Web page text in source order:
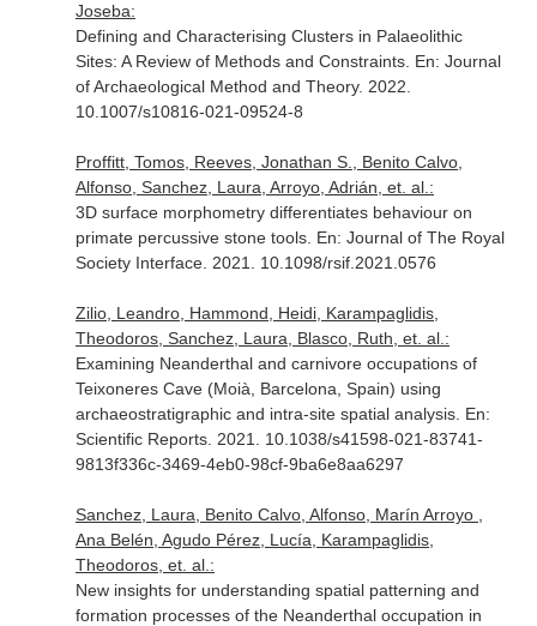
Joseba:
Defining and Characterising Clusters in Palaeolithic
Sites: A Review of Methods and Constraints. En: Journal
of Archaeological Method and Theory. 2022.
10.1007/s10816-021-09524-8
Proffitt, Tomos, Reeves, Jonathan S., Benito Calvo,
Alfonso, Sanchez, Laura, Arroyo, Adrián, et. al.:
3D surface morphometry differentiates behaviour on
primate percussive stone tools. En: Journal of The Royal
Society Interface. 2021. 10.1098/rsif.2021.0576
Zilio, Leandro, Hammond, Heidi, Karampaglidis,
Theodoros, Sanchez, Laura, Blasco, Ruth, et. al.:
Examining Neanderthal and carnivore occupations of
Teixoneres Cave (Moià, Barcelona, Spain) using
archaeostratigraphic and intra-site spatial analysis. En:
Scientific Reports. 2021. 10.1038/s41598-021-83741-
9813f336c-3469-4eb0-98cf-9ba6e8aa6297
Sanchez, Laura, Benito Calvo, Alfonso, Marín Arroyo ,
Ana Belén, Agudo Pérez, Lucía, Karampaglidis,
Theodoros, et. al.:
New insights for understanding spatial patterning and
formation processes of the Neanderthal occupation in